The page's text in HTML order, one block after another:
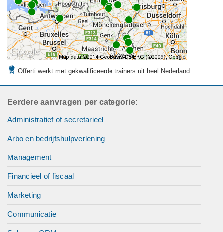
Offerti werkt met gekwalificeerde trainers uit heel Nederland
Eerdere aanvragen per categorie:
Administratief of secretarieel
Arbo en bedrijfshulpverlening
Management
Financieel of fiscaal
Marketing
Communicatie